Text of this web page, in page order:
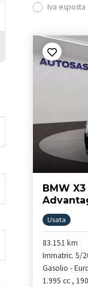
Iva esposta
BMW
Usata
83.151 km
Immatric. 5/
Gasolio -
1.995 cc ,